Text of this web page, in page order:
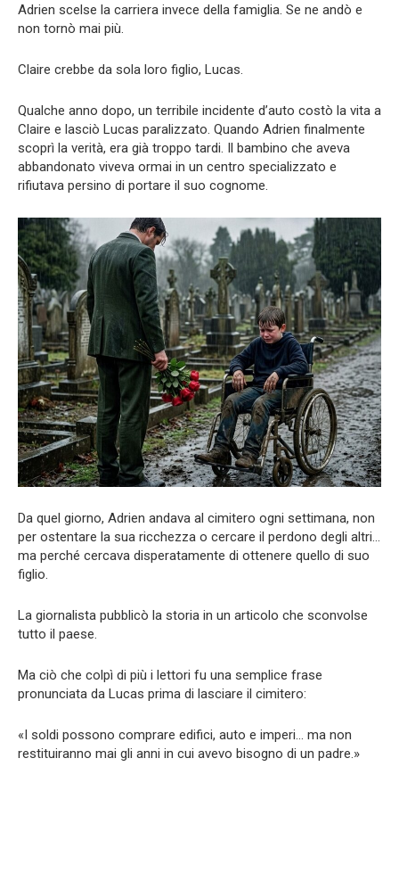
Adrien scelse la carriera invece della famiglia. Se ne andò e
non tornò mai più.
Claire crebbe da sola loro figlio, Lucas.
Qualche anno dopo, un terribile incidente d’auto costò la vita a
Claire e lasciò Lucas paralizzato. Quando Adrien finalmente
scoprì la verità, era già troppo tardi. Il bambino che aveva
abbandonato viveva ormai in un centro specializzato e
rifiutava persino di portare il suo cognome.
Da quel giorno, Adrien andava al cimitero ogni settimana, non
per ostentare la sua ricchezza o cercare il perdono degli altri…
ma perché cercava disperatamente di ottenere quello di suo
figlio.
La giornalista pubblicò la storia in un articolo che sconvolse
tutto il paese.
Ma ciò che colpì di più i lettori fu una semplice frase
pronunciata da Lucas prima di lasciare il cimitero:
«I soldi possono comprare edifici, auto e imperi… ma non
restituiranno mai gli anni in cui avevo bisogno di un padre.»